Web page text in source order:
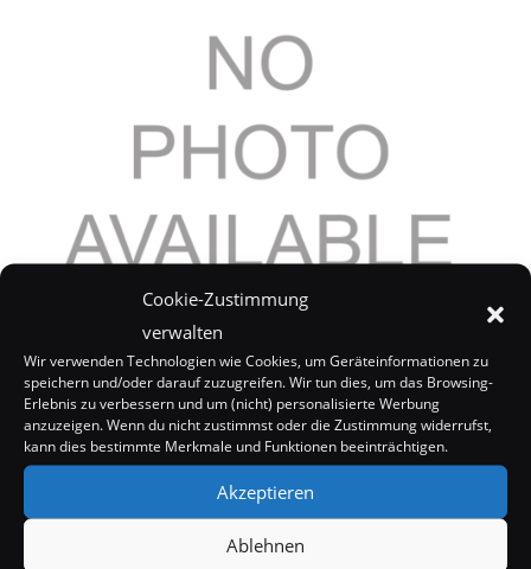
Cookie-Zustimmung
verwalten
Wir verwenden Technologien wie Cookies, um Geräteinformationen zu
speichern und/oder darauf zuzugreifen. Wir tun dies, um das Browsing-
Erlebnis zu verbessern und um (nicht) personalisierte Werbung
anzuzeigen. Wenn du nicht zustimmst oder die Zustimmung widerrufst,
kann dies bestimmte Merkmale und Funktionen beeinträchtigen.
Akzeptieren
Ablehnen
Nicole Richie kauft sich neue Wohnung um nicht
fahren zu müssen
3. November 2005